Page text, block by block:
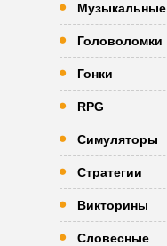
Музыкальные
Головоломки
Гонки
RPG
Симуляторы
Стратегии
Викторины
Словесные